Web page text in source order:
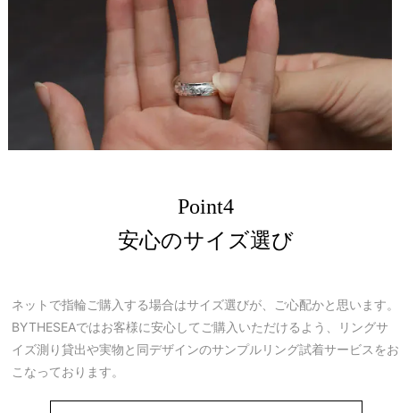
Point4
安心のサイズ選び
ネットで指輪ご購入する場合はサイズ選びが、ご心配かと思います。
BYTHESEAではお客様に安心してご購入いただけるよう、リングサ
イズ測り貸出や実物と同デザインのサンプルリング試着サービスをお
こなっております。